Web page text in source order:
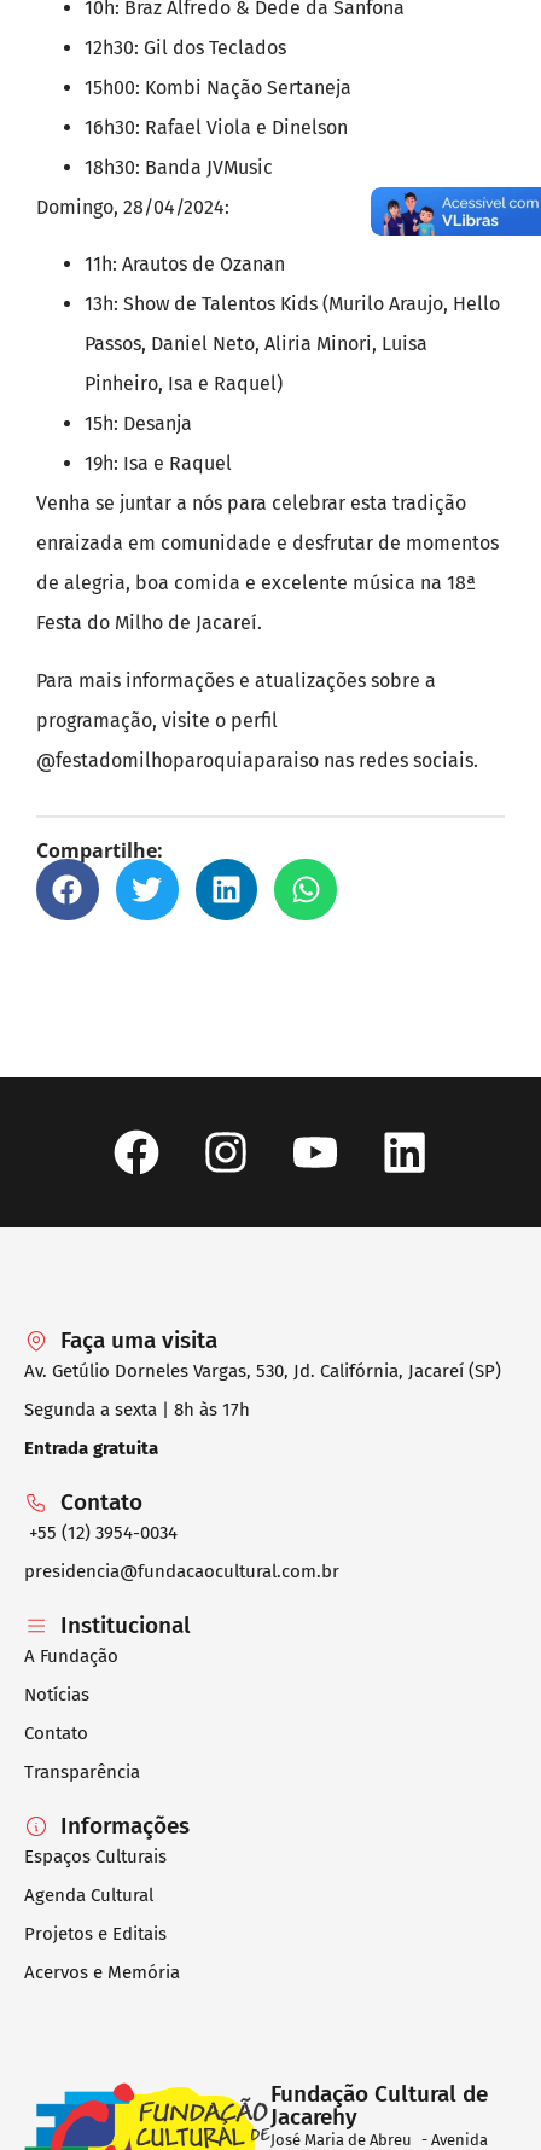
10h: Braz Alfredo & Dede da Sanfona
12h30: Gil dos Teclados
15h00: Kombi Nação Sertaneja
16h30: Rafael Viola e Dinelson
18h30: Banda JVMusic
Domingo, 28/04/2024:
11h: Arautos de Ozanan
13h: Show de Talentos Kids (Murilo Araujo, Hello
Passos, Daniel Neto, Aliria Minori, Luisa
Pinheiro, Isa e Raquel)
15h: Desanja
19h: Isa e Raquel
Venha se juntar a nós para celebrar esta tradição
enraizada em comunidade e desfrutar de momentos
de alegria, boa comida e excelente música na 18ª
Festa do Milho de Jacareí.
Para mais informações e atualizações sobre a
programação, visite o perfil
@festadomilhoparoquiaparaiso nas redes sociais.
Compartilhe:
Faça uma visita
Av. Getúlio Dorneles Vargas, 530, Jd. Califórnia, Jacareí (SP)
Segunda a sexta | 8h às 17h
Entrada gratuita
Contato
+55 (12) 3954-0034
presidencia@fundacaocultural.com.br
Institucional
A Fundação
Notícias
Contato
Transparência
Informações
Espaços Culturais
Agenda Cultural
Projetos e Editais
Acervos e Memória
Fundação Cultural de
Jacarehy
José Maria de Abreu - Avenida